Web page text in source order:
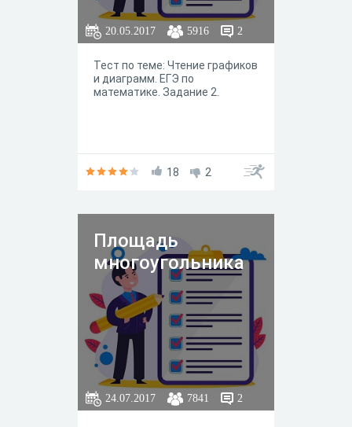
20.05.2017 5916 2
Тест по теме: Чтение графиков
и диаграмм. ЕГЭ по
математике. Задание 2.
18 2
Площадь
многоугольника
24.07.2017 7841 2